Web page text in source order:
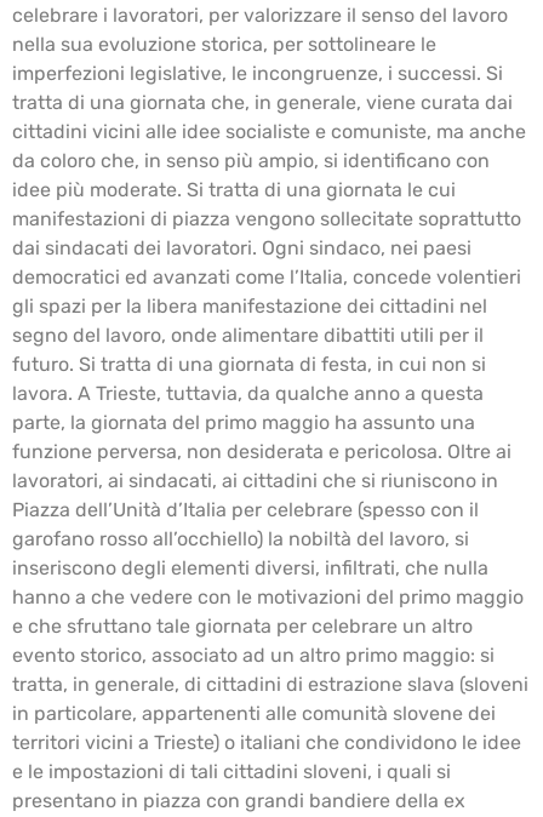
celebrare i lavoratori, per valorizzare il senso del lavoro
nella sua evoluzione storica, per sottolineare le
imperfezioni legislative, le incongruenze, i successi. Si
tratta di una giornata che, in generale, viene curata dai
cittadini vicini alle idee socialiste e comuniste, ma anche
da coloro che, in senso più ampio, si identificano con
idee più moderate. Si tratta di una giornata le cui
manifestazioni di piazza vengono sollecitate soprattutto
dai sindacati dei lavoratori. Ogni sindaco, nei paesi
democratici ed avanzati come l’Italia, concede volentieri
gli spazi per la libera manifestazione dei cittadini nel
segno del lavoro, onde alimentare dibattiti utili per il
futuro. Si tratta di una giornata di festa, in cui non si
lavora. A Trieste, tuttavia, da qualche anno a questa
parte, la giornata del primo maggio ha assunto una
funzione perversa, non desiderata e pericolosa. Oltre ai
lavoratori, ai sindacati, ai cittadini che si riuniscono in
Piazza dell’Unità d’Italia per celebrare (spesso con il
garofano rosso all’occhiello) la nobiltà del lavoro, si
inseriscono degli elementi diversi, infiltrati, che nulla
hanno a che vedere con le motivazioni del primo maggio
e che sfruttano tale giornata per celebrare un altro
evento storico, associato ad un altro primo maggio: si
tratta, in generale, di cittadini di estrazione slava (sloveni
in particolare, appartenenti alle comunità slovene dei
territori vicini a Trieste) o italiani che condividono le idee
e le impostazioni di tali cittadini sloveni, i quali si
presentano in piazza con grandi bandiere della ex